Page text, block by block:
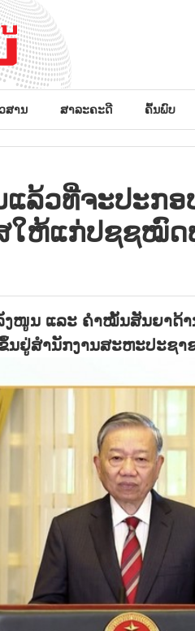
ສານ ສາລະຄະດີ ຄົ້ນພົບ
ລ້ວທີ່ຈະປະກອ
ໃຫ້ແກ່ປຊຊໝົດ
ງໜູນ ແລະ ຄຳໝັ້ນສັນຍາດ້
ນຢູ່ສຳນັກງານສະຫະປະຊາ